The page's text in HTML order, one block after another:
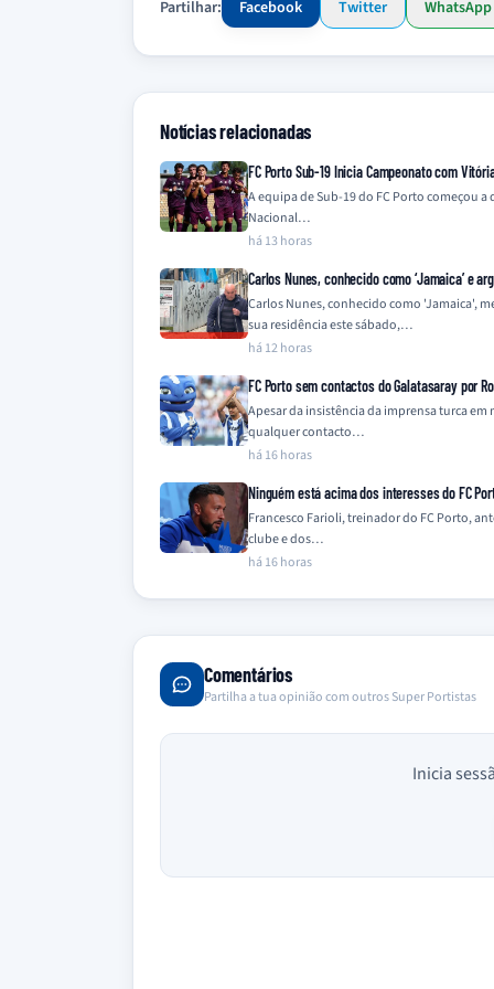
Partilhar: Facebook Twitter WhatsApp
Notícias relacionadas
FC Porto Sub-19 Inicia Campeonato com
A equipa de Sub-19 do FC Porto começou
Nacional…
há 13 horas
Carlos Nunes, conhecido como ‘Jamaica’ e
Carlos Nunes, conhecido como 'Jamaica',
sua residência este sábado,…
há 12 horas
FC Porto sem contactos do Galatasaray por
Apesar da insistência da imprensa turca
qualquer contacto…
há 16 horas
Ninguém está acima dos interesses do FC
Francesco Farioli, treinador do FC Porto,
clube e dos…
há 16 horas
Comentários
Partilha a tua opinião com outros Super Portistas
Inicia